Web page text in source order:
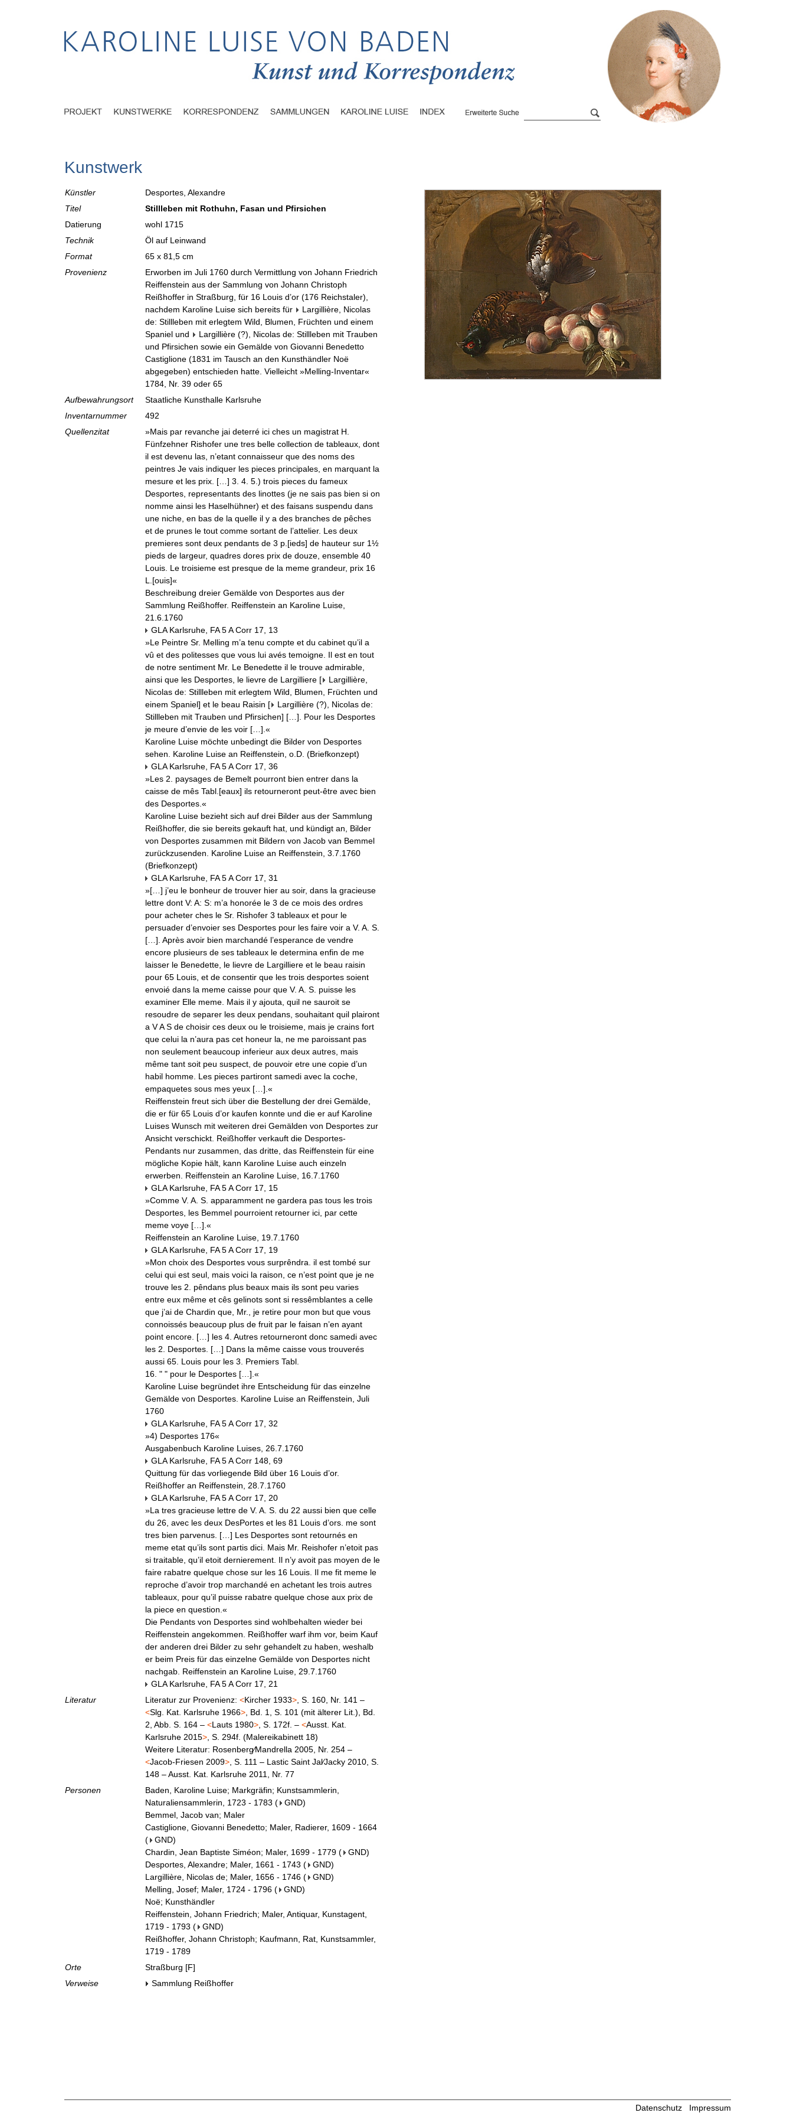
Kunstwerk
Künstler
Desportes, Alexandre
Titel
Stillleben mit Rothuhn, Fasan und Pfirsichen
Datierung
wohl 1715
Technik
Öl auf Leinwand
Format
65 x 81,5 cm
Provenienz
Erworben im Juli 1760 durch Vermittlung von Johann Friedrich
Reiffenstein aus der Sammlung von Johann Christoph
Reißhoffer in Straßburg, für 16 Louis d’or (176 Reichstaler),
nachdem Karoline Luise sich bereits für
Largillière, Nicolas
de: Stillleben mit erlegtem Wild, Blumen, Früchten und einem
Spaniel und
Largillière (?), Nicolas de: Stillleben mit Trauben
und Pfirsichen sowie ein Gemälde von Giovanni Benedetto
Castiglione (1831 im Tausch an den Kunsthändler Noë
abgegeben) entschieden hatte. Vielleicht »Melling-Inventar«
1784, Nr. 39 oder 65
Aufbewahrungsort
Staatliche Kunsthalle Karlsruhe
Inventarnummer
492
Quellenzitat
»Mais par revanche jai deterré ici ches un magistrat H.
Fünfzehner Rishofer une tres belle collection de tableaux, dont
il est devenu las, n’etant connaisseur que des noms des
peintres Je vais indiquer les pieces principales, en marquant la
mesure et les prix. […] 3. 4. 5.) trois pieces du fameux
Desportes, representants des linottes (je ne sais pas bien si on
nomme ainsi les Haselhühner) et des faisans suspendu dans
une niche, en bas de la quelle il y a des branches de pêches
et de prunes le tout comme sortant de l’attelier. Les deux
premieres sont deux pendants de 3 p.[ieds] de hauteur sur 1½
pieds de largeur, quadres dores prix de douze, ensemble 40
Louis. Le troisieme est presque de la meme grandeur, prix 16
L.[ouis]«
Beschreibung dreier Gemälde von Desportes aus der
Sammlung Reißhoffer. Reiffenstein an Karoline Luise,
21.6.1760
GLA Karlsruhe, FA 5 A Corr 17, 13
»Le Peintre Sr. Melling m’a tenu compte et du cabinet qu’il a
vû et des politesses que vous lui avés temoigne. Il est en tout
de notre sentiment Mr. Le Benedette il le trouve admirable,
ainsi que les Desportes, le lievre de Largilliere [
Largillière,
Nicolas de: Stillleben mit erlegtem Wild, Blumen, Früchten und
einem Spaniel] et le beau Raisin [
Largillière (?), Nicolas de:
Stillleben mit Trauben und Pfirsichen] […]. Pour les Desportes
je meure d’envie de les voir […].«
Karoline Luise möchte unbedingt die Bilder von Desportes
sehen. Karoline Luise an Reiffenstein, o.D. (Briefkonzept)
GLA Karlsruhe, FA 5 A Corr 17, 36
»Les 2. paysages de Bemelt pourront bien entrer dans la
caisse de mês Tabl.[eaux] ils retourneront peut-être avec bien
des Desportes.«
Karoline Luise bezieht sich auf drei Bilder aus der Sammlung
Reißhoffer, die sie bereits gekauft hat, und kündigt an, Bilder
von Desportes zusammen mit Bildern von Jacob van Bemmel
zurückzusenden. Karoline Luise an Reiffenstein, 3.7.1760
(Briefkonzept)
GLA Karlsruhe, FA 5 A Corr 17, 31
»[…] j’eu le bonheur de trouver hier au soir, dans la gracieuse
lettre dont V: A: S: m’a honorée le 3 de ce mois des ordres
pour acheter ches le Sr. Rishofer 3 tableaux et pour le
persuader d’envoier ses Desportes pour les faire voir a V. A. S.
[…]. Après avoir bien marchandé l’esperance de vendre
encore plusieurs de ses tableaux le determina enfin de me
laisser le Benedette, le lievre de Largilliere et le beau raisin
pour 65 Louis, et de consentir que les trois desportes soient
envoié dans la meme caisse pour que V. A. S. puisse les
examiner Elle meme. Mais il y ajouta, quil ne sauroit se
resoudre de separer les deux pendans, souhaitant quil plairont
a V A S de choisir ces deux ou le troisieme, mais je crains fort
que celui la n’aura pas cet honeur la, ne me paroissant pas
non seulement beaucoup inferieur aux deux autres, mais
même tant soit peu suspect, de pouvoir etre une copie d’un
habil homme. Les pieces partiront samedi avec la coche,
empaquetes sous mes yeux […].«
Reiffenstein freut sich über die Bestellung der drei Gemälde,
die er für 65 Louis d’or kaufen konnte und die er auf Karoline
Luises Wunsch mit weiteren drei Gemälden von Desportes zur
Ansicht verschickt. Reißhoffer verkauft die Desportes-
Pendants nur zusammen, das dritte, das Reiffenstein für eine
mögliche Kopie hält, kann Karoline Luise auch einzeln
erwerben. Reiffenstein an Karoline Luise, 16.7.1760
GLA Karlsruhe, FA 5 A Corr 17, 15
»Comme V. A. S. apparamment ne gardera pas tous les trois
Desportes, les Bemmel pourroient retourner ici, par cette
meme voye […].«
Reiffenstein an Karoline Luise, 19.7.1760
GLA Karlsruhe, FA 5 A Corr 17, 19
»Mon choix des Desportes vous surprêndra. il est tombé sur
celui qui est seul, mais voici la raison, ce n’est point que je ne
trouve les 2. pêndans plus beaux mais ils sont peu varies
entre eux même et cês gelinots sont si ressêmblantes a celle
que j’ai de Chardin que, Mr., je retire pour mon but que vous
connoissés beaucoup plus de fruit par le faisan n’en ayant
point encore. […] les 4. Autres retourneront donc samedi avec
les 2. Desportes. […] Dans la même caisse vous trouverés
aussi 65. Louis pour les 3. Premiers Tabl.
16. " " pour le Desportes […].«
Karoline Luise begründet ihre Entscheidung für das einzelne
Gemälde von Desportes. Karoline Luise an Reiffenstein, Juli
1760
GLA Karlsruhe, FA 5 A Corr 17, 32
»4) Desportes 176«
Ausgabenbuch Karoline Luises, 26.7.1760
GLA Karlsruhe, FA 5 A Corr 148, 69
Quittung für das vorliegende Bild über 16 Louis d’or.
Reißhoffer an Reiffenstein, 28.7.1760
GLA Karlsruhe, FA 5 A Corr 17, 20
»La tres gracieuse lettre de V. A. S. du 22 aussi bien que celle
du 26, avec les deux DesPortes et les 81 Louis d’ors. me sont
tres bien parvenus. […] Les Desportes sont retournés en
meme etat qu’ils sont partis dici. Mais Mr. Reishofer n’etoit pas
si traitable, qu’il etoit dernierement. Il n’y avoit pas moyen de le
faire rabatre quelque chose sur les 16 Louis. Il me fit meme le
reproche d’avoir trop marchandé en achetant les trois autres
tableaux, pour qu’il puisse rabatre quelque chose aux prix de
la piece en question.«
Die Pendants von Desportes sind wohlbehalten wieder bei
Reiffenstein angekommen. Reißhoffer warf ihm vor, beim Kauf
der anderen drei Bilder zu sehr gehandelt zu haben, weshalb
er beim Preis für das einzelne Gemälde von Desportes nicht
nachgab. Reiffenstein an Karoline Luise, 29.7.1760
GLA Karlsruhe, FA 5 A Corr 17, 21
Literatur
Literatur zur Provenienz: <Kircher 1933>, S. 160, Nr. 141 –
<Slg. Kat. Karlsruhe 1966>, Bd. 1, S. 101 (mit älterer Lit.), Bd.
2, Abb. S. 164 – <Lauts 1980>, S. 172f. – <Ausst. Kat.
Karlsruhe 2015>, S. 294f. (Malereikabinett 18)
Weitere Literatur: Rosenberg∕Mandrella 2005, Nr. 254 –
<Jacob-Friesen 2009>, S. 111 – Lastic Saint Jal∕Jacky 2010, S.
148 – Ausst. Kat. Karlsruhe 2011, Nr. 77
Personen
Baden, Karoline Luise; Markgräfin; Kunstsammlerin,
Naturaliensammlerin, 1723 - 1783 ( GND)
Bemmel, Jacob van; Maler
Castiglione, Giovanni Benedetto; Maler, Radierer, 1609 - 1664
(
GND)
Chardin, Jean Baptiste Siméon; Maler, 1699 - 1779 ( GND)
Desportes, Alexandre; Maler, 1661 - 1743 ( GND)
Largillière, Nicolas de; Maler, 1656 - 1746 ( GND)
Melling, Josef; Maler, 1724 - 1796 ( GND)
Noë; Kunsthändler
Reiffenstein, Johann Friedrich; Maler, Antiquar, Kunstagent,
1719 - 1793 ( GND)
Reißhoffer, Johann Christoph; Kaufmann, Rat, Kunstsammler,
1719 - 1789
Orte
Straßburg [F]
Verweise
Sammlung Reißhoffer
Datenschutz Impressum